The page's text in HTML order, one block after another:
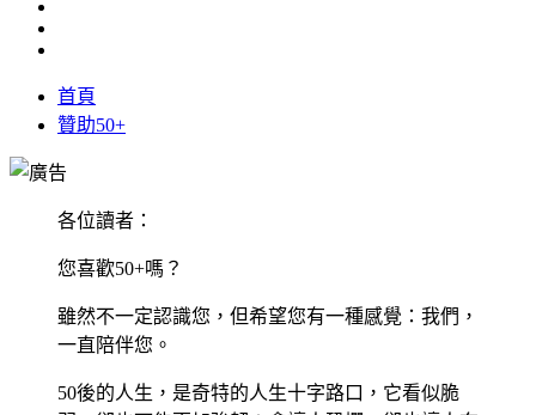
首頁
贊助50+
各位讀者：
您喜歡50+嗎？
雖然不一定認識您，但希望您有一種感覺：我們，
一直陪伴您。
50後的人生，是奇特的人生十字路口，它看似脆